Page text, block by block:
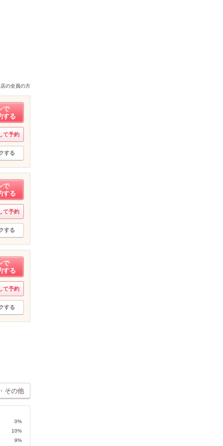
の全員の方
で
する
て予約
する
で
する
て予約
する
で
する
て予約
する
その他
0%
10%
9%